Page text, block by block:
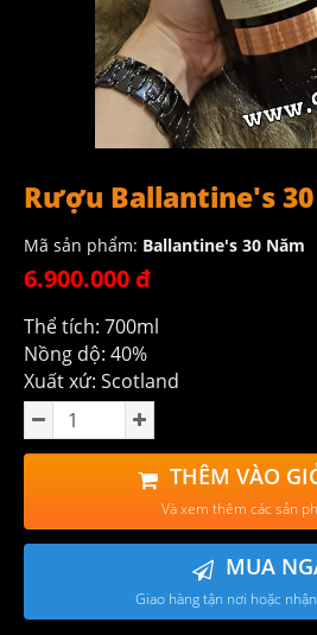
Rượu Ballantine's
Mã sản phẩm: Ballantine's 30 Năm
6.900.000 đ
Thể tích: 700ml
Nồng dộ: 40%
Xuất xứ: Scotland
THÊM VÀO
Và xem thêm các sản
MUA
Giao hàng tận nơi hoặc